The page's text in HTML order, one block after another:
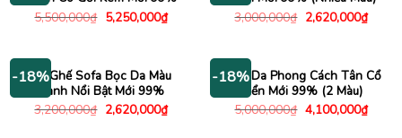
5,500,000₫ Giá
gốc
5,250,000₫Giá
hiện
5,250,000₫.
3,000,000₫ Giá
gốc
2,620,000₫Giá
hiện
-18%Bộ Ghế Sofa Bọc Da Màu
Xanh Nổi Bật Mới 99%
3,200,000₫ Giá
gốc
2,620,000₫Giá
hiện
-18%
Sofa Da Phong Cách Tân Cổ
Điển Mới 99% (2 Màu)
5,000,000₫ Giá
gốc
4,100,000₫Giá
hiện